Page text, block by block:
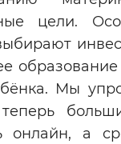
цели.
Мы
онлайн, а